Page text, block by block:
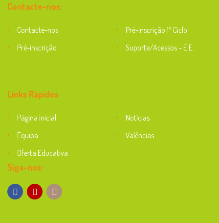
Contacte-nos:
Contacte-nos
Pré-inscrição 1º Ciclo
Pré-inscrição
Suporte/Acessos – E.E.
Links Rápidos
Página inicial
Notícias
Equipa
Valências
Oferta Educativa
Siga-nos: